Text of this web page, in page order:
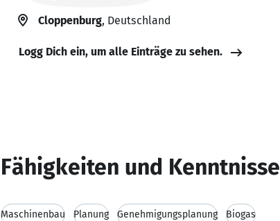
Cloppenburg, Deutschland
Logg Dich ein, um alle Einträge zu sehen.
Fähigkeiten und Kenntnisse
Maschinenbau Planung Genehmigungsplanung Biogas